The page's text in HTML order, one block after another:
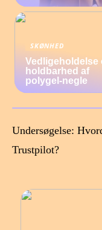
SKØNHED
Vedligeholdelse
holdbarhed af
polygel-negle
Undersøgelse:
Trustpilot?